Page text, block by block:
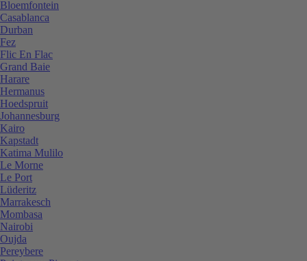
Bloemfontein
Casablanca
Durban
Fez
Flic En Flac
Grand Baie
Harare
Hermanus
Hoedspruit
Johannesburg
Kairo
Kapstadt
Katima Mulilo
Le Morne
Le Port
Lüderitz
Marrakesch
Mombasa
Nairobi
Oujda
Pereybere